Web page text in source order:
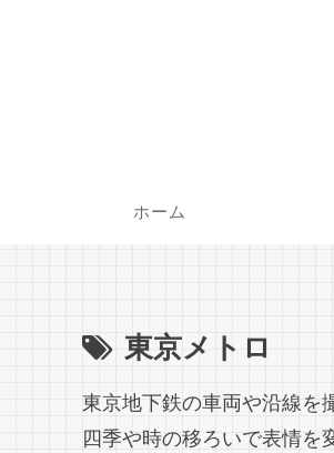
ホーム
東京メトロ
東京地下鉄の車両や沿線を
四季や時の移ろいで表情を